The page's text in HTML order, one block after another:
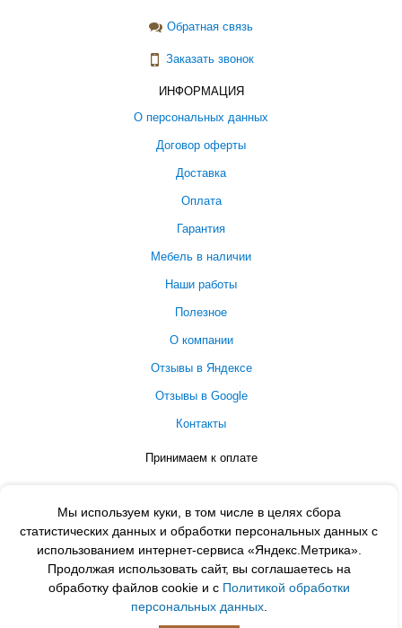
Мы используем куки, в том числе в целях сбора
статистических данных и обработки персональных данных с
использованием интернет-сервиса «Яндекс.Метрика».
Продолжая использовать сайт, вы соглашаетесь на
обработку файлов cookie и с Политикой обработки
персональных данных.
Обратная связь
Заказать звонок
ИНФОРМАЦИЯ
О персональных данных
Договор оферты
Доставка
Оплата
Гарантия
Мебель в наличии
Наши работы
Полезное
О компании
Отзывы в Яндексе
Отзывы в Google
Контакты
Принимаем к оплате